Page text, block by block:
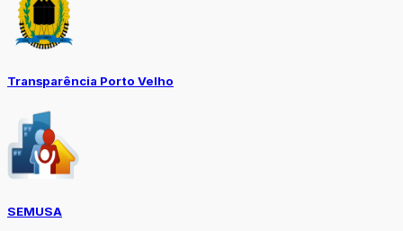
Transparência Porto Velho
SEMUSA